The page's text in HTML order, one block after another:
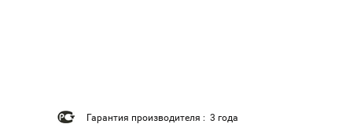
Гарантия производителя : 3 года